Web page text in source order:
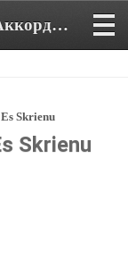
Lauris Reiniks: Es Skrienu. Аккорды и текст песни
Skrienu
Skrienu